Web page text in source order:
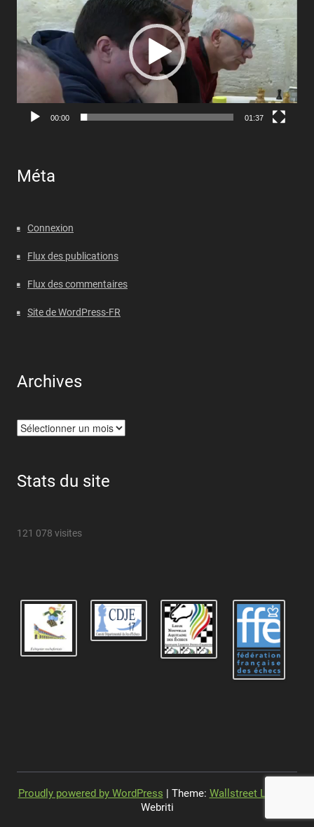
00:00 01:37
Méta
Connexion
Flux des publications
Flux des commentaires
Site de WordPress-FR
Archives
Archives
Stats du site
121 078 visites
Proudly powered by WordPress | Theme: Wallstreet Light
Webriti